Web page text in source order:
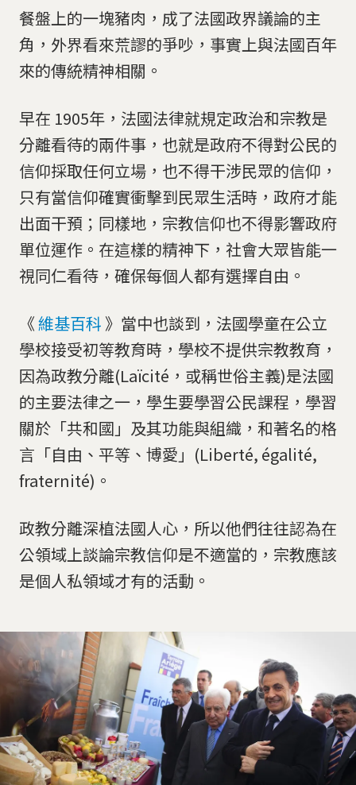
餐盤上的一塊豬肉，成了法國政界議論的主
角，外界看來荒謬的爭吵，事實上與法國百年
來的傳統精神相關。
早在 1905年，法國法律就規定政治和宗教是
分離看待的兩件事，也就是政府不得對公民的
信仰採取任何立場，也不得干涉民眾的信仰，
只有當信仰確實衝擊到民眾生活時，政府才能
出面干預；同樣地，宗教信仰也不得影響政府
單位運作。在這樣的精神下，社會大眾皆能一
視同仁看待，確保每個人都有選擇自由。
《維基百科 》當中也談到，法國學童在公立
學校接受初等教育時，學校不提供宗教教育，
因為政教分離(Laïcité，或稱世俗主義)是法國
的主要法律之一，學生要學習公民課程，學習
關於「共和國」及其功能與組織，和著名的格
言「自由、平等、博愛」(Liberté, égalité,
fraternité)。
政教分離深植法國人心，所以他們往往認為在
公領域上談論宗教信仰是不適當的，宗教應該
是個人私領域才有的活動。